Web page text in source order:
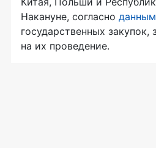
Накануне, согласно данным
государственных закупок,
на их проведение.